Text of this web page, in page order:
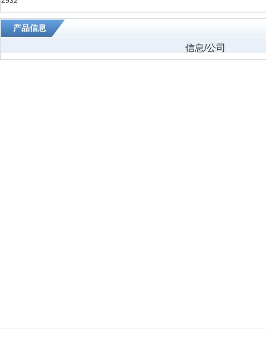
产品信息
信息/公司